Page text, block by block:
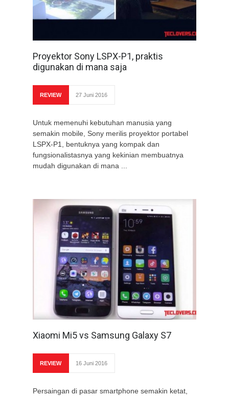
Proyektor Sony LSPX-P1, praktis
digunakan di mana saja
REVIEW 27 Juni 2016
Untuk memenuhi kebutuhan manusia yang
semakin mobile, Sony merilis proyektor portabel
LSPX-P1, bentuknya yang kompak dan
fungsionalistasnya yang kekinian membuatnya
mudah digunakan di mana ...
Xiaomi Mi5 vs Samsung Galaxy S7
REVIEW 16 Juni 2016
Persaingan di pasar smartphone semakin ketat,